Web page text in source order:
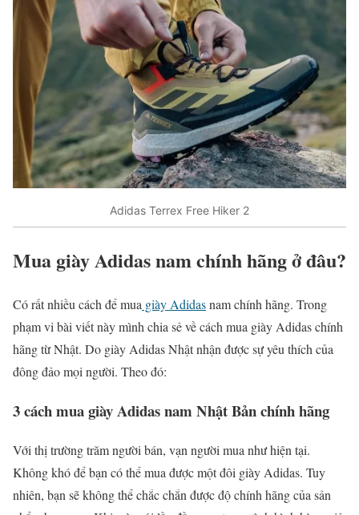
Adidas Terrex Free Hiker 2
Mua giày Adidas nam chính hãng ở đâu?
Có rất nhiều cách để mua giày Adidasnam chính hãng. Trong
phạm vi bài viết này mình chia sẻ về cách mua giày Adidas chính
hãng từ Nhật. Do giày Adidas Nhật nhận được sự yêu thích của
đông đảo mọi người. Theo đó:
3 cách mua giày Adidas nam Nhật Bản chính hãng
Với thị trường trăm người bán, vạn người mua như hiện tại.
Không khó để bạn có thể mua được một đôi giày Adidas. Tuy
nhiên, bạn sẽ không thể chắc chắn được độ chính hãng của sản